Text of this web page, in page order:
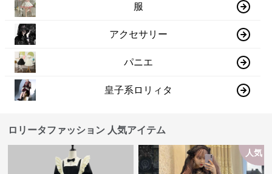
服
アクセサリー
パニエ
皇子系ロリィタ
ロリータファッション 人気アイテム
人気